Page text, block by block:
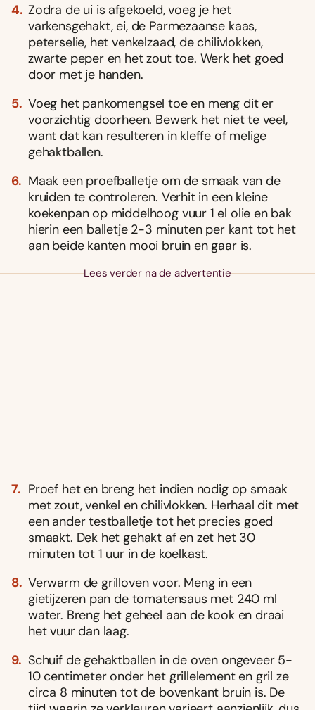
Zodra de ui is afgekoeld, voeg je het
varkensgehakt, ei, de Parmezaanse kaas,
peterselie, het venkelzaad, de chilivlokken,
zwarte peper en het zout toe. Werk het goed
door met je handen.
Voeg het pankomengsel toe en meng dit er
voorzichtig doorheen. Bewerk het niet te veel,
want dat kan resulteren in kleffe of melige
gehaktballen.
Maak een proefballetje om de smaak van de
kruiden te controleren. Verhit in een kleine
koekenpan op middelhoog vuur 1 el olie en bak
hierin een balletje 2-3 minuten per kant tot het
aan beide kanten mooi bruin en gaar is.
Lees verder na de advertentie
Proef het en breng het indien nodig op smaak
met zout, venkel en chilivlokken. Herhaal dit met
een ander testballetje tot het precies goed
smaakt. Dek het gehakt af en zet het 30
minuten tot 1 uur in de koelkast.
Verwarm de grilloven voor. Meng in een
gietijzeren pan de tomatensaus met 240 ml
water. Breng het geheel aan de kook en draai
het vuur dan laag.
Schuif de gehaktballen in de oven ongeveer 5-
10 centimeter onder het grillelement en gril ze
circa 8 minuten tot de bovenkant bruin is. De